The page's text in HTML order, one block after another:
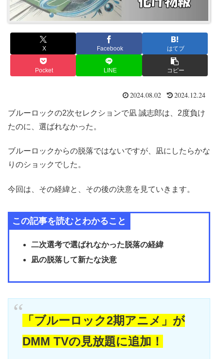
X Facebook はてブ
Pocket LINE コピー
2024.08.02 2024.12.24
ブルーロックの2次セレクションで凪 誠志郎は、2度負け
たのに、選ばれなかった。
ブルーロックからの脱落ではないですが、凪にしたらかな
りのショックでした。
今回は、その経緯と、その後の決意を見ていきます。
この記事を読むとわかること
二次選考で選ばれなかった脱落の経緯
凪の脱落して新たな決意
「ブルーロック2期アニメ」が
DMM TVの見放題に追加！